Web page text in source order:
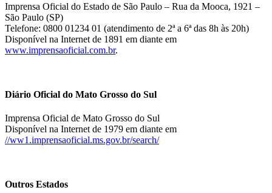
Imprensa Oficial do Estado de São Paulo – Rua da Mooca, 1921 –
São Paulo (SP)
Telefone: 0800 01234 01 (atendimento de 2ª a 6ª das 8h às 20h)
Disponível na Internet de 1891 em diante em
www.imprensaoficial.com.br.
Diário Oficial do Mato Grosso do Sul
Imprensa Oficial de Mato Grosso do Sul
Disponível na Internet de 1979 em diante em
//ww1.imprensaoficial.ms.gov.br/search/
Outros Estados